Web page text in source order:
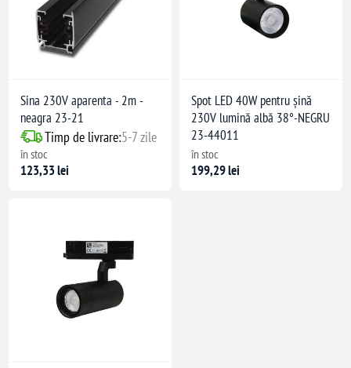
Sina 230V aparenta - 2m -
neagra 23-21
Timp de livrare:5-7 zile
în stoc
123,33 lei
Spot LED 40W pentru șină
230V lumină albă 38°-NEGRU
23-44011
în stoc
199,29 lei